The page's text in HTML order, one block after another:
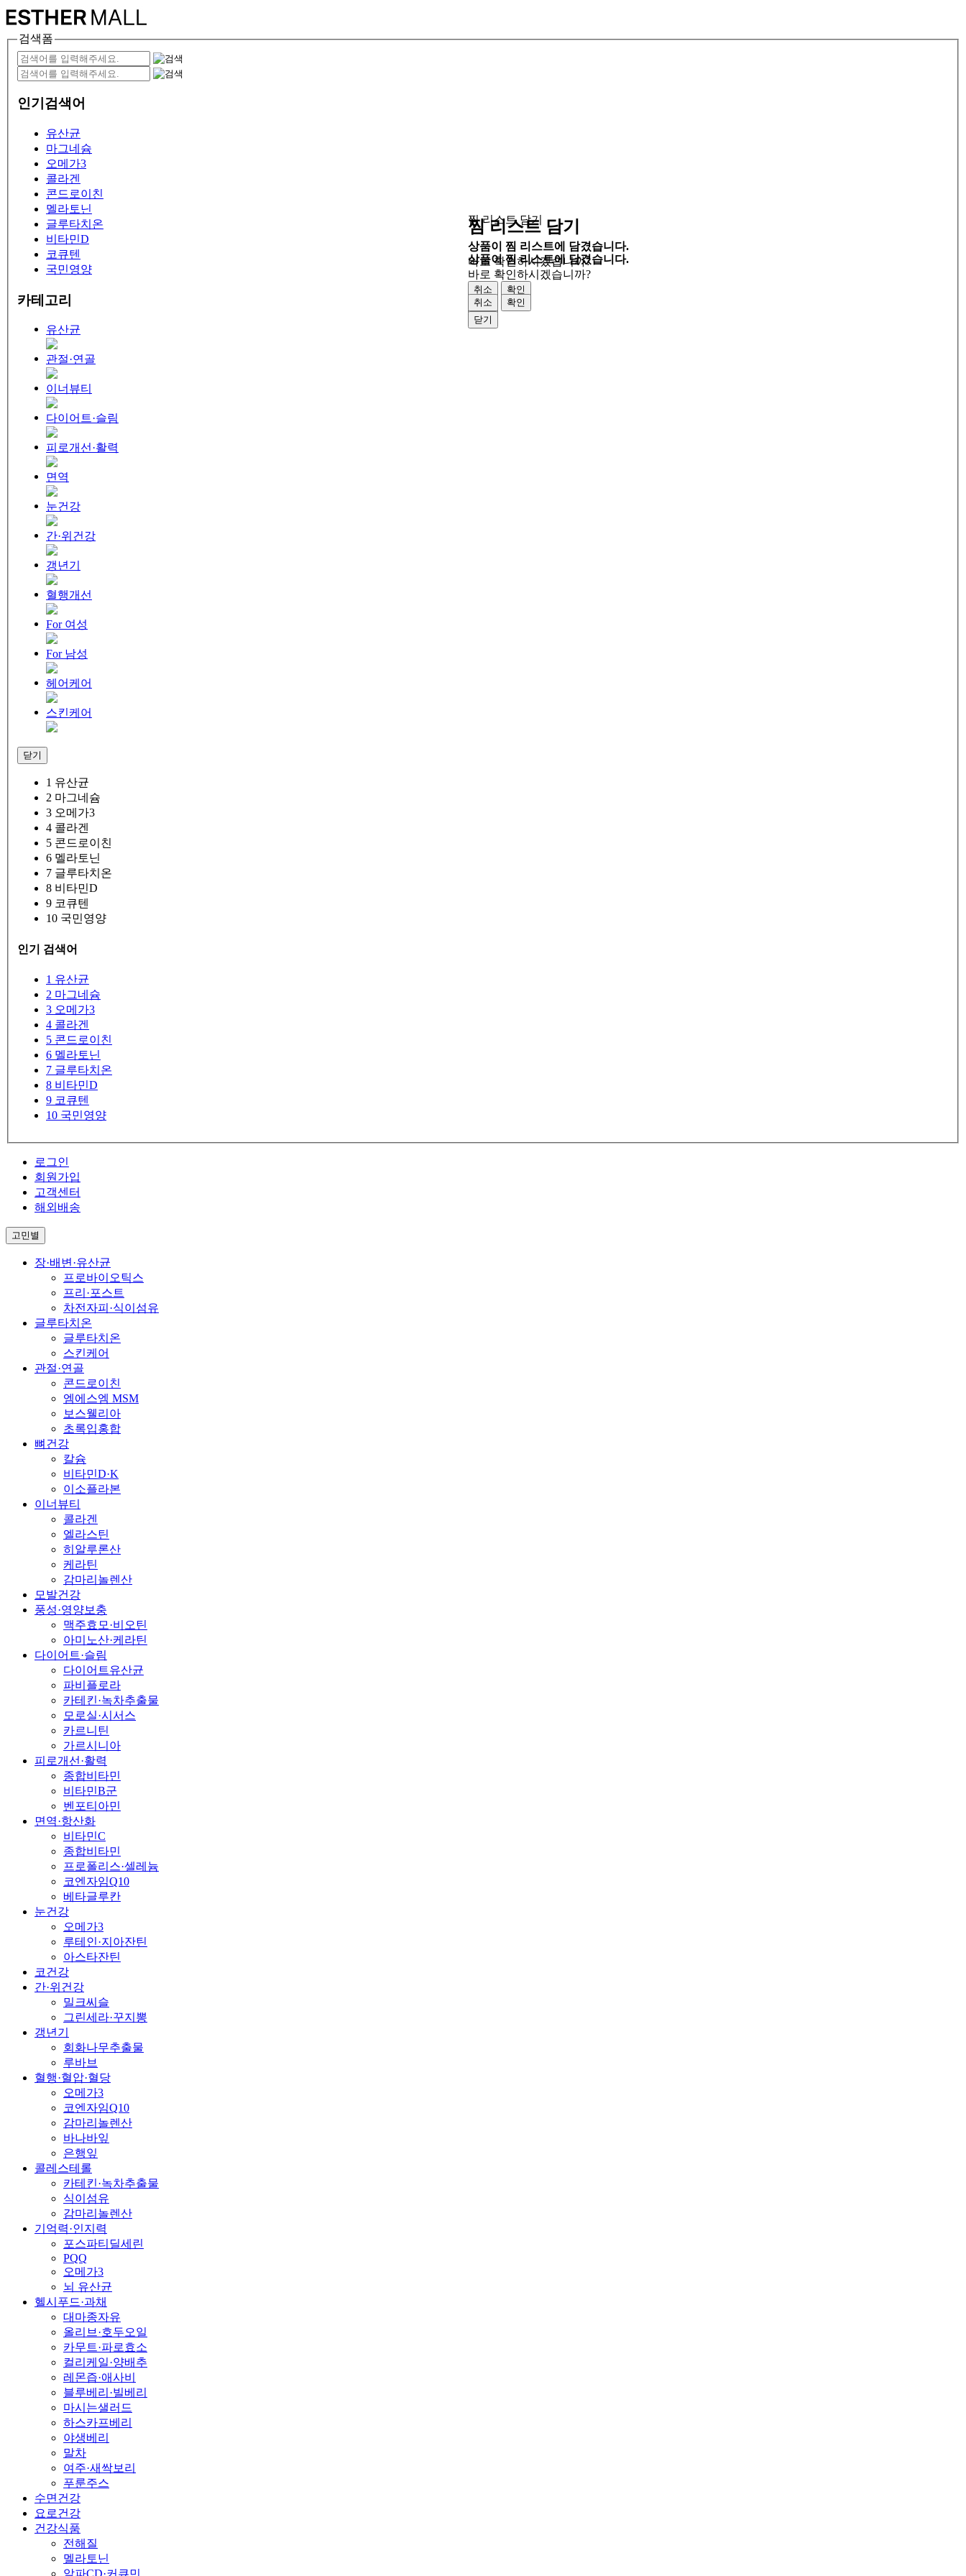
검색폼
인기검색어
유산균
마그네슘
오메가3
콜라겐
콘드로이친
멜라토닌
글루타치온
비타민D
코큐텐
국민영양
카테고리
유산균
관절·연골
이너뷰티
다이어트·슬림
피로개선·활력
면역
눈건강
간·위건강
갱년기
혈행개선
For 여성
For 남성
헤어케어
스킨케어
닫기
1 유산균
2 마그네슘
3 오메가3
4 콜라겐
5 콘드로이친
6 멜라토닌
7 글루타치온
8 비타민D
9 코큐텐
10 국민영양
인기 검색어
1 유산균
2 마그네슘
3 오메가3
4 콜라겐
5 콘드로이친
6 멜라토닌
7 글루타치온
8 비타민D
9 코큐텐
10 국민영양
로그인
회원가입
고객센터
해외배송
고민별
장·배변·유산균
프로바이오틱스
프리·포스트
차전자피·식이섬유
글루타치온
글루타치온
스킨케어
관절·연골
콘드로이친
엠에스엠 MSM
보스웰리아
초록입홍합
뼈건강
칼슘
비타민D·K
이소플라본
이너뷰티
콜라겐
엘라스틴
히알루론산
케라틴
감마리놀렌산
모발건강
풍성·영양보충
맥주효모·비오틴
아미노산·케라틴
다이어트·슬림
다이어트유산균
파비플로라
카테킨·녹차추출물
모로실·시서스
카르니틴
가르시니아
피로개선·활력
종합비타민
비타민B군
벤포티아민
면역·항산화
비타민C
종합비타민
프로폴리스·셀레늄
코엔자임Q10
베타글루칸
눈건강
오메가3
루테인·지아잔틴
아스타잔틴
코건강
간·위건강
밀크씨슬
그린세라·꾸지뽕
갱년기
회화나무추출물
루바브
혈행·혈압·혈당
오메가3
코엔자임Q10
감마리놀렌산
바나바잎
은행잎
콜레스테롤
카테킨·녹차추출물
식이섬유
감마리놀렌산
기억력·인지력
포스파티딜세린
PQQ
오메가3
뇌 유산균
헬시푸드·과채
대마종자유
올리브·호두오일
카무트·파로효소
컬리케일·양배추
레몬즙·애사비
블루베리·빌베리
마시는샐러드
하스카프베리
야생베리
말차
여주·새싹보리
푸룬주스
수면건강
요로건강
건강식품
전해질
멜라토닌
알파CD·커큐민
찜 리스트 담기
상품이 찜 리스트에 담겼습니다.
바로 확인하시겠습니까?
취소
확인
닫기
찜 리스트 담기
상품이 찜 리스트에 담겼습니다.
바로 확인하시겠습니까?
취소
확인
닫기